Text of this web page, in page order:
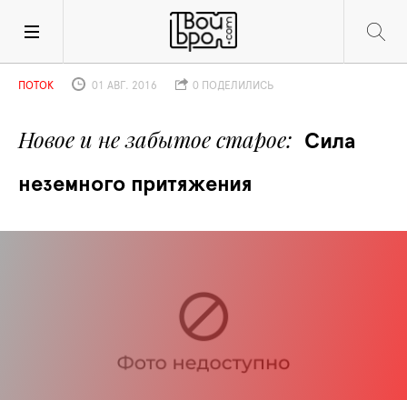
Новое и не забытое старое
Сила
неземного притяжения
ПОТОК 01 АВГ. 2016 0 ПОДЕЛИЛИСЬ